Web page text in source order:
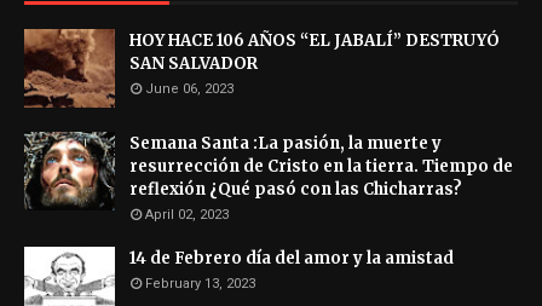
HOY HACE 106 AÑOS “EL JABALÍ” DESTRUYÓ
SAN SALVADOR
June 06, 2023
Semana Santa :La pasión, la muerte y
resurrección de Cristo en la tierra. Tiempo de
reflexión ¿Qué pasó con las Chicharras?
April 02, 2023
14 de Febrero día del amor y la amistad
February 13, 2023